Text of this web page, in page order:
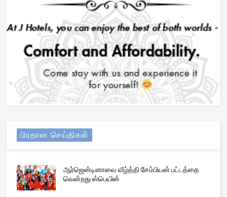
பிரதான செய்திகள்
ஆர்ஜென்டினாவை வீழ்த்தி சேம்பியன் பட்டத்தை
வென்றது ஸ்பெயின்